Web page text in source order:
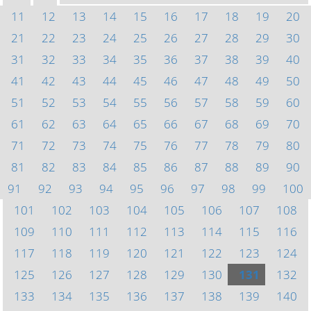
11
12 13 14 15 16 17 18 19
20
21
22 23 24 25 26 27 28 29
30
31
32 33 34 35 36 37 38 39
40
41
42 43 44 45 46 47 48 49
50
51
52 53 54 55 56 57 58 59
60
61
62 63 64 65 66 67 68 69
70
71
72 73 74 75 76 77 78 79
80
81
82 83 84 85 86 87 88 89
90
91
92 93 94 95 96 97 98 99
100
101
102 103 104 105 106 107
108
109
110 111 112 113 114 115
116
117
118 119 120 121 122 123
124
125
126 127 128 129 130 131
132
133
134 135 136 137 138 139
140